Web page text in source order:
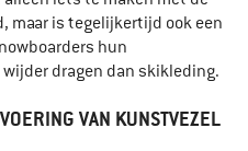
maar is tegelijkertijd ook een
hun
dragen dan skikleding.
VAN KUNSTVEZEL